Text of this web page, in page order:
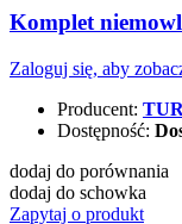
Komplet
Zaloguj się, aby
Producent:
Dostępność:
dodaj do porównania
dodaj do schowka
Zapytaj o produkt